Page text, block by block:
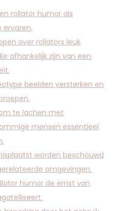
rollator humor als
ervaren.
over rollators leuk
afhankelijk zijn van een
beelden versterken en
te lachen met
mensen essentieel
worden beschouwd
omgevingen.
humor de ernst van